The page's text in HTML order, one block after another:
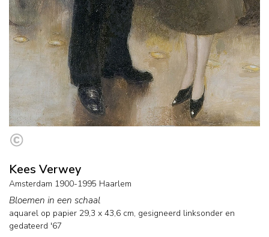
Kees Verwey
Amsterdam 1900-1995 Haarlem
Bloemen in een schaal
aquarel op papier 29,3 x 43,6 cm, gesigneerd linksonder en
gedateerd '67